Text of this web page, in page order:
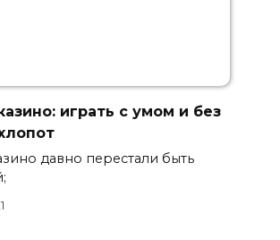
играть с умом и без
давно перестали быть